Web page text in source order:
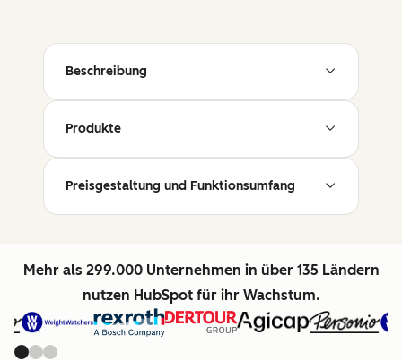
Beschreibung
Produkte
Preisgestaltung und Funktionsumfang
Mehr als 299.000 Unternehmen in über 135 Ländern
nutzen HubSpot für ihr Wachstum.